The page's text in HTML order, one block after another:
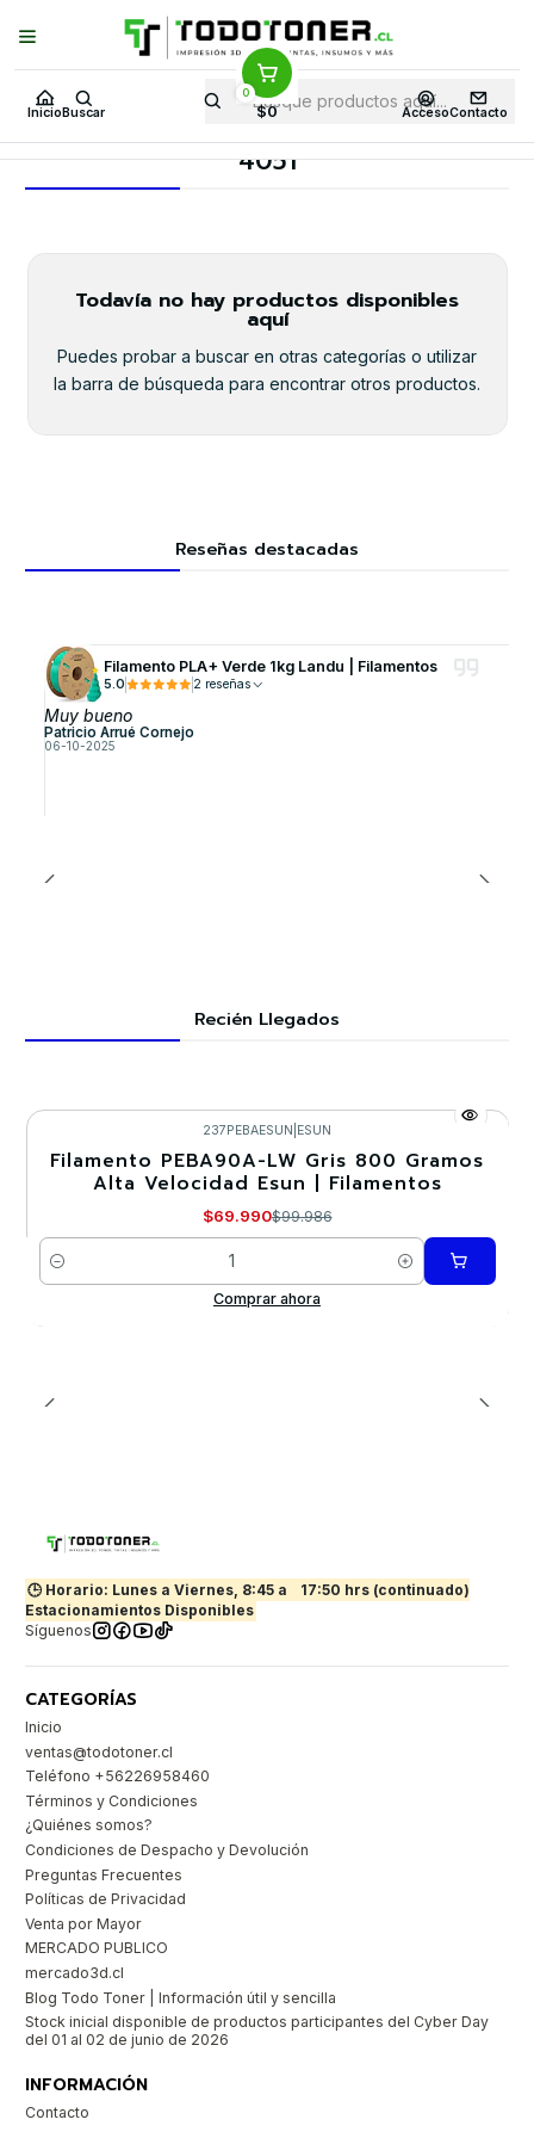
Inicio Buscar
0
$0 AccesoContacto
Puedes Elegir: Comprar enTienda· Despachoa Todo Chile · Retiro en
Tienda en24 Horas
Inicio Toner y tambor Toner Alternativo CANON
Equipos CANON
4051
Todavía no hay productos disponibles
aquí
Puedes probar a buscar en otras categorías o utilizar
la barra de búsqueda para encontrar otros productos.
Reseñas destacadas
Filamento PLA+ Verde 1kg Landu | Filamentos
5.0 2 reseñas
Muy bueno
Patricio Arrué Cornejo
06-10-2025
Recién Llegados
-30%
237PEBAESUN ESUN
Filamento PEBA90A-LW Gris 800 Gramos
Alta Velocidad Esun | Filamentos
$69.990$99.986
Cantidad
Comprar ahora
🕒 Horario: Lunes a Viernes, 8:45 a
17:50 hrs (continuado)
Estacionamientos Disponibles
Síguenos
CATEGORÍAS
Inicio
ventas@todotoner.cl
Teléfono +56226958460
Términos y Condiciones
¿Quiénes somos?
Condiciones de Despacho y Devolución
Preguntas Frecuentes
Políticas de Privacidad
Venta por Mayor
MERCADO PUBLICO
mercado3d.cl
Blog Todo Toner | Información útil y sencilla
Stock inicial disponible de productos participantes del Cyber Day
del 01 al 02 de junio de 2026
INFORMACIÓN
Contacto